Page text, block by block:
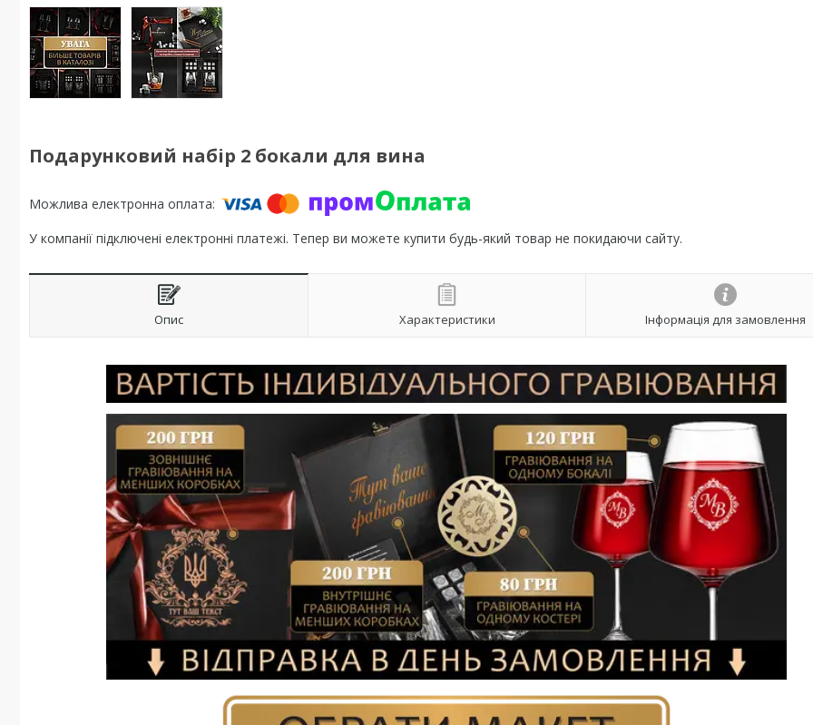
Подарунковий набір 2 бокали для вина
У компанії підключені електронні платежі. Тепер ви можете купити будь-який товар не покидаючи сайту.
Опис Характеристики Інформація для замовлення